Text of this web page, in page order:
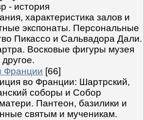
- история
характеристика залов и
экспонаты. Персональные
Пикассо и Сальвадора Дали.
Восковые фигуры музея
Франции [66]
во Франции: Шартрский,
соборы и Собор
Пантеон, базилики и
святым и мученикам.